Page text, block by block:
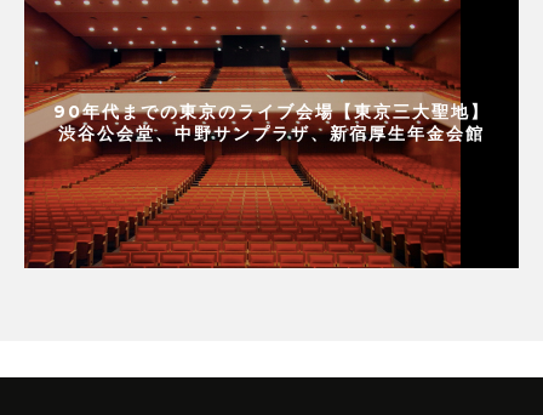
90年代までの東京のライブ会場【東京三大聖地】
渋谷公会堂、中野サンプラザ、新宿厚生年金会館